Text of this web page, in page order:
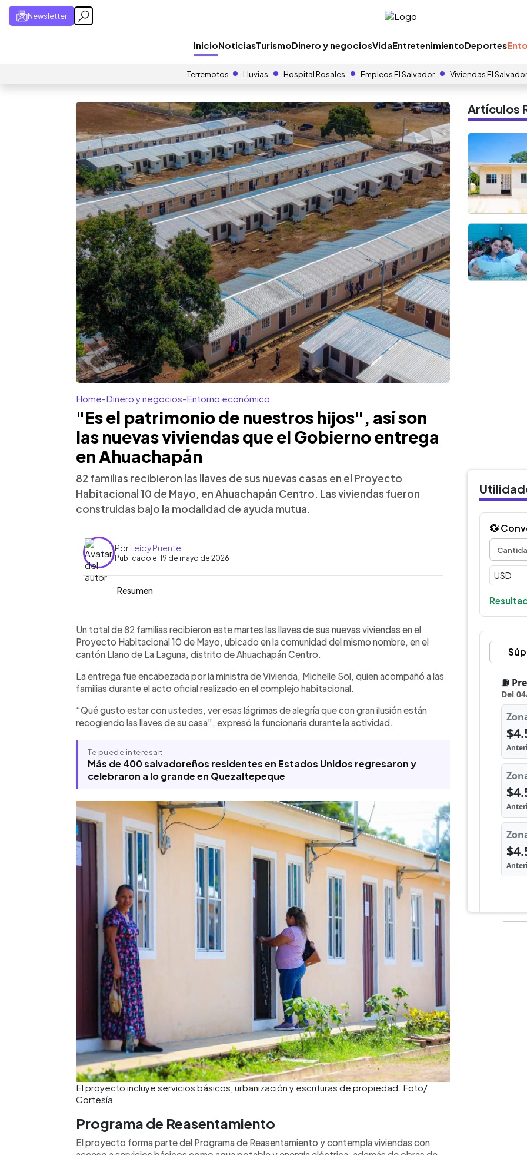
Newsletter
InicioNoticiasTurismoDinero y negociosVidaEntretenimientoDeportes
Terremotos Lluvias Hospital Rosales Empleos El Salvador Viviendas El Salvador
Home-Dinero y negocios-Entorno económico
"Es el patrimonio de nuestros hijos", así son
las nuevas viviendas que el Gobierno entrega
en Ahuachapán
82 familias recibieron las llaves de sus nuevas casas en el Proyecto
Habitacional 10 de Mayo, en Ahuachapán Centro. Las viviendas fueron
construidas bajo la modalidad de ayuda mutua.
PorLeidy Puente
Publicado el 19 de mayo de 2026
Resumen
► Escuchar artículo
Un total de 82 familias recibieron este día las llaves de sus nuevas viviendas
en el Proyecto Habitacional 10 de Mayo, en Ahuachapán Centro. El
proyecto incluyó obras de urbanización, drenajes, aguas lluvias, iluminación
ministra de Vivienda, Michelle Sol, la inversión fue de $3 millones. Además,
las familias participaron en la construcción bajo la modalidad de ayuda
Un total de 82 familias recibieron este martes las llaves de sus nuevas viviendas en el
Proyecto Habitacional 10 de Mayo, ubicado en la comunidad del mismo nombre, en el
cantón Llano de La Laguna, distrito de Ahuachapán Centro.
La entrega fue encabezada por la ministra de Vivienda, Michelle Sol, quien acompañó a las
familias durante el acto oficial realizado en el complejo habitacional.
“Qué gusto estar con ustedes, ver esas lágrimas de alegría que con gran ilusión están
recogiendo las llaves de su casa”, expresó la funcionaria durante la actividad.
Te puede interesar:
Más de 400 salvadoreños residentes en Estados Unidos regresaron y
celebraron a lo grande en Quezaltepeque
El proyecto incluye servicios básicos, urbanización y escrituras de propiedad. Foto/
Cortesía
Programa de Reasentamiento
El proyecto forma parte del Programa de Reasentamiento y contempla viviendas con
Artículos
💱